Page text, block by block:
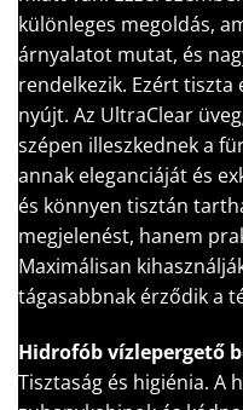
különleges megoldás,
árnyalatot mutat, és
rendelkezik. Ezért
nyújt. Az UltraClear
szépen illeszkednek a
annak eleganciáját és
és könnyen tisztán
megjelenést, hanem
Maximálisan
tágasabbnak érződik a
Hidrofób vízlepergető
Tisztaság és higiénia.